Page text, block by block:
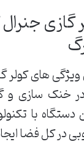
گازی
در خنک سازی
با
در کل فضا